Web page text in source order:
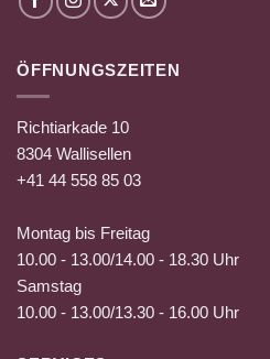
ÖFFNUNGSZEITEN
Richtiarkade 10
8304 Wallisellen
+41 44 558 85 03
Montag bis Freitag
10.00 - 13.00/14.00 - 18.30 Uhr
Samstag
10.00 - 13.00/13.30 - 16.00 Uhr